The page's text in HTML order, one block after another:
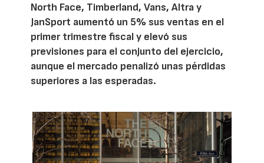
North Face, Timberland, Vans, Altra y
JanSport aumentó un 5% sus ventas en el
primer trimestre fiscal y elevó sus
previsiones para el conjunto del ejercicio,
aunque el mercado penalizó unas pérdidas
superiores a las esperadas.